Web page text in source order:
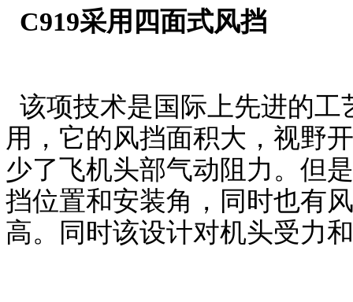
C919采用四面式风挡
该项技术是国际上先进的工
用，它的风挡面积大，视野
少了飞机头部气动阻力。但
挡位置和安装角，同时也有
高。同时该设计对机头受力